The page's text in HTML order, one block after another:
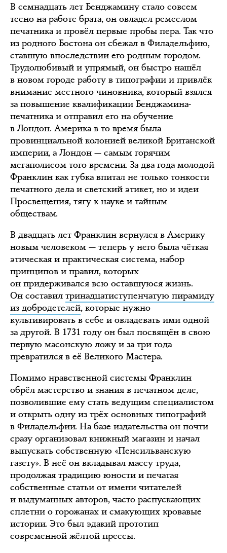
В семнадцать лет Бенджамину стало совсем
тесно на работе брата, он овладел ремеслом
печатника и провёл первые пробы пера. Так что
из родного Бостона он сбежал в Филадельфию,
ставшую впоследствии его родным городом.
Трудолюбивый и упрямый, он быстро нашёл
в новом городе работу в типографии и привлёк
внимание местного чиновника, который взялся
за повышение квалификации Бенджамина-
печатника и отправил его на обучение
в Лондон. Америка в то время была
провинциальной колонией великой Британской
империи, а Лондон — самым горячим
мегаполисом того времени. За два года молодой
Франклин как губка впитал не только тонкости
печатного дела и светский этикет, но и идеи
Просвещения, тягу к науке и тайным
обществам.
В двадцать лет Франклин вернулся в Америку
новым человеком — теперь у него была чёткая
этическая и практическая система, набор
принципов и правил, которых
он придерживался всю оставшуюся жизнь.
Он составил тринадцатиступенчатую пирамиду
из добродетелей, которые нужно
культивировать в себе и овладевать ими одной
за другой. В 1731 году он был посвящён в свою
первую масонскую ложу и за три года
превратился в её Великого Мастера.
Помимо нравственной системы Франклин
обрёл мастерство и знания в печатном деле,
позволившие ему стать ведущим специалистом
и открыть одну из трёх основных типографий
в Филадельфии. На базе издательства он почти
сразу организовал книжный магазин и начал
выпускать собственную «Пенсильванскую
газету». В неё он вкладывал массу труда,
продолжая традицию юности и печатая
собственные статьи от имени читателей
и выдуманных авторов, часто распускающих
сплетни о горожанах и смакующих кровавые
истории. Это был эдакий прототип
современной жёлтой прессы.